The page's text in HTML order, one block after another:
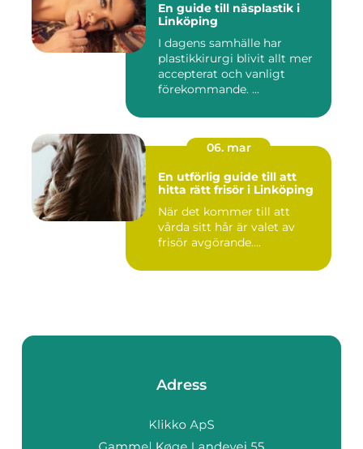
En guide till näsplastik i
Linköping
I dagens samhälle har
plastikkirurgi blivit allt mer
accepterat och vanligt
förekommande. ...
06. mar
En utförlig guide till att
hitta rätt frisör i Linköping
När det kommer till att
vårda sitt hår är valet av
frisör avgörande....
Adress